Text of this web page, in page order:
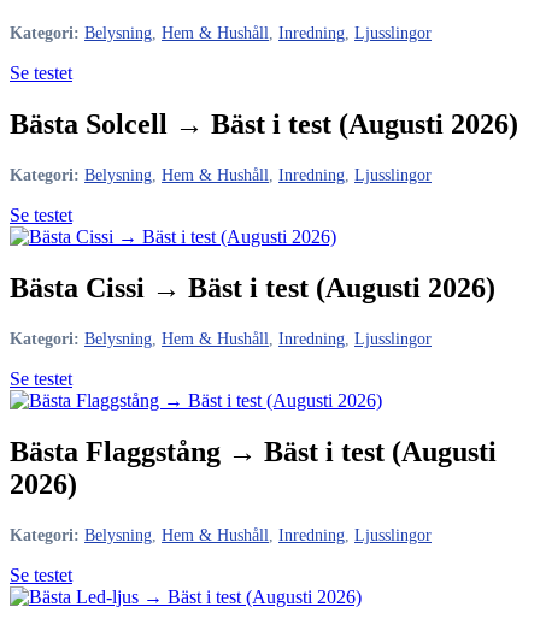
Kategori: Belysning, Hem & Hushåll, Inredning, Ljusslingor
Se testet
Bästa Solcell → Bäst i test (Augusti 2026)
Kategori: Belysning Hem & Hushåll Inredning Ljusslingor
Se testet
Bästa Cissi → Bäst i test (Augusti 2026)
Kategori: Belysning Hem & Hushåll Inredning Ljusslingor
Se testet
Bästa Flaggstång → Bäst i test (Augusti
2026)
Kategori: Belysning Hem & Hushåll Inredning Ljusslingor
Se testet